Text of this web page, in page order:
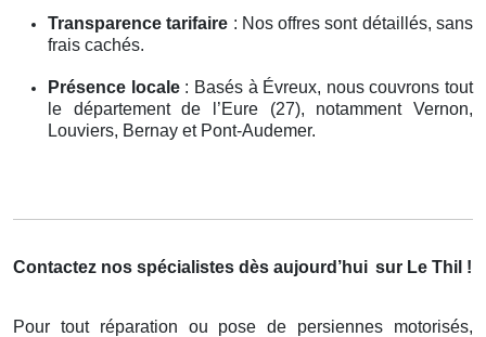
Transparence tarifaire : Nos offres sont détaillés, sans
frais cachés.
Présence locale: Basés à Évreux, nous couvrons tout
le département de l’Eure (27), notamment Vernon,
Louviers, Bernay et Pont-Audemer.
Contactez nos spécialistes dès aujourd’hui sur Le Thil !
Pour tout réparation ou pose de persiennes motorisés,